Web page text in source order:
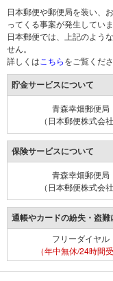
日本郵便や郵便局を装い、
ってくる事案が発生していま
日本郵便では、上記のよう
せん。
詳しくは こちらをご覧くださ
貯金サービスについて
青森幸畑郵便局
（日本郵便株式会社
保険サービスについて
青森幸畑郵便局
（日本郵便株式会社
通帳やカードの紛失・盗
フリーダイヤル
（年中無休/24時間